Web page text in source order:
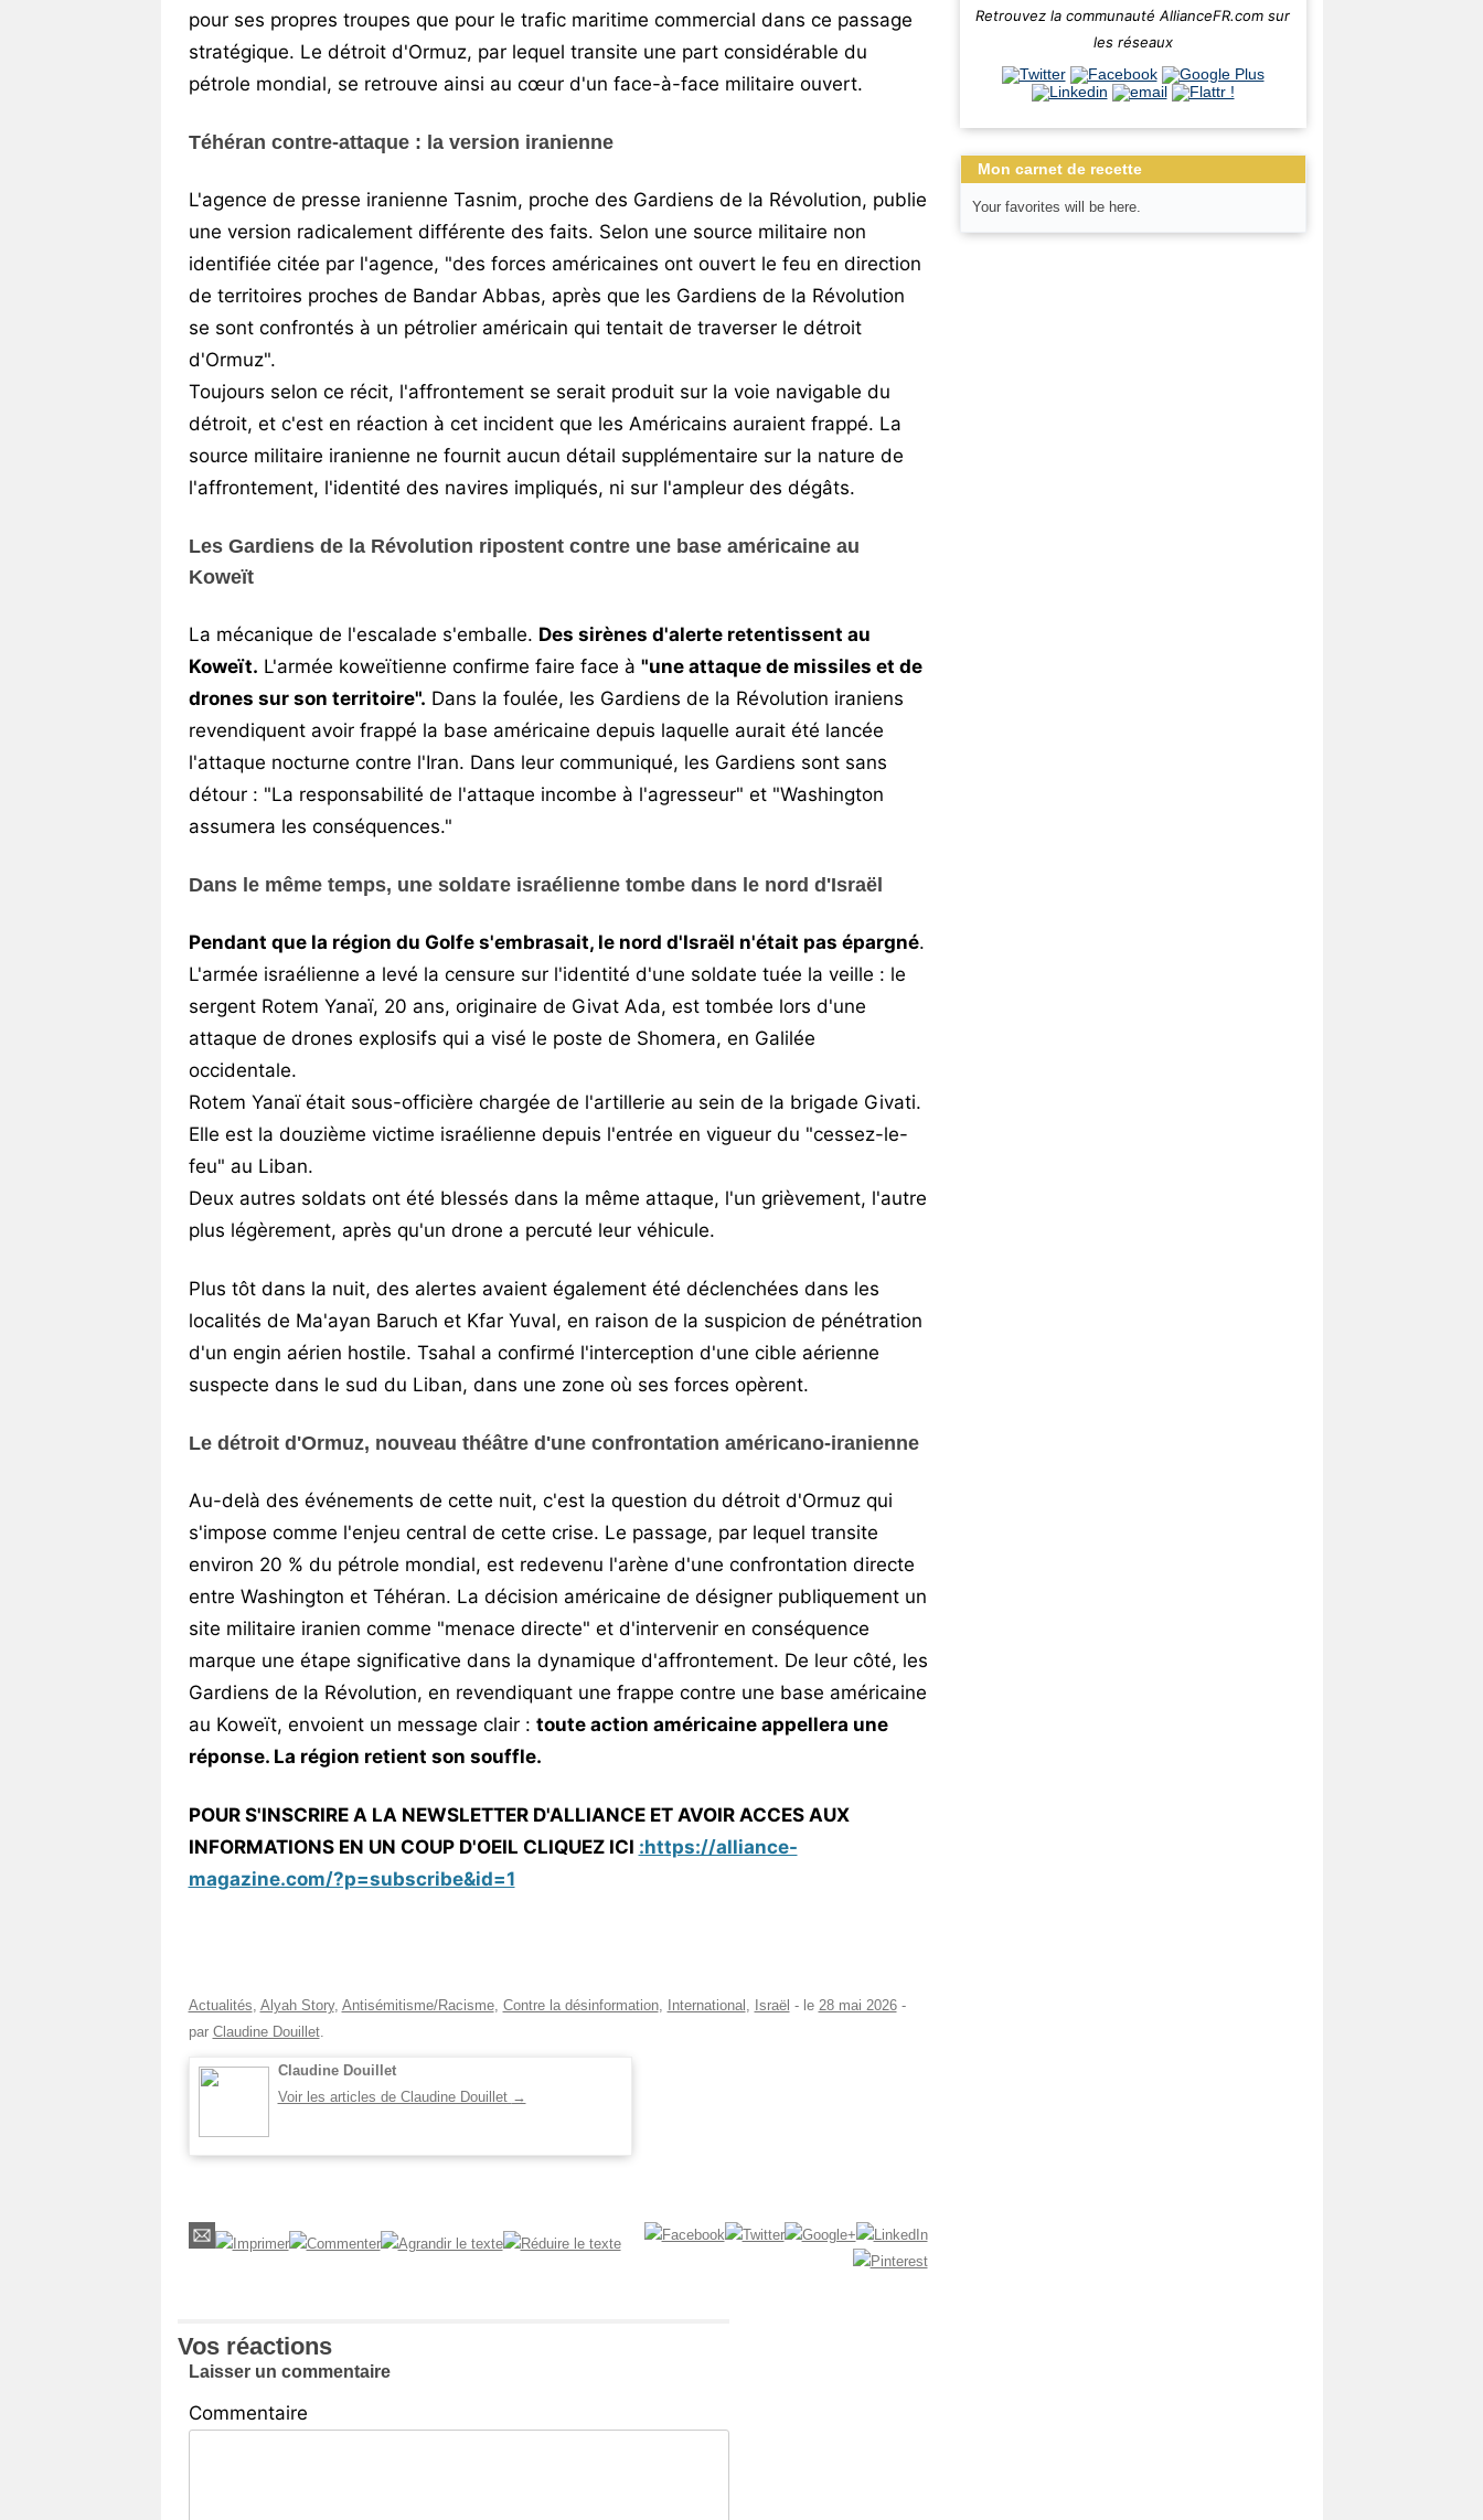
pour ses propres troupes que pour le trafic maritime commercial dans ce passage
stratégique. Le détroit d'Ormuz, par lequel transite une part considérable du
pétrole mondial, se retrouve ainsi au cœur d'un face-à-face militaire ouvert.
Téhéran contre-attaque : la version iranienne
L'agence de presse iranienne Tasnim, proche des Gardiens de la Révolution, publie
une version radicalement différente des faits. Selon une source militaire non
identifiée citée par l'agence, "des forces américaines ont ouvert le feu en direction
de territoires proches de Bandar Abbas, après que les Gardiens de la Révolution
se sont confrontés à un pétrolier américain qui tentait de traverser le détroit
d'Ormuz".
Toujours selon ce récit, l'affrontement se serait produit sur la voie navigable du
détroit, et c'est en réaction à cet incident que les Américains auraient frappé. La
source militaire iranienne ne fournit aucun détail supplémentaire sur la nature de
l'affrontement, l'identité des navires impliqués, ni sur l'ampleur des dégâts.
Les Gardiens de la Révolution ripostent contre une base américaine au
Koweït
La mécanique de l'escalade s'emballe. Des sirènes d'alerte retentissent au
Koweït. L'armée koweïtienne confirme faire face à "une attaque de missiles et de
drones sur son territoire". Dans la foulée, les Gardiens de la Révolution iraniens
revendiquent avoir frappé la base américaine depuis laquelle aurait été lancée
l'attaque nocturne contre l'Iran. Dans leur communiqué, les Gardiens sont sans
détour : "La responsabilité de l'attaque incombe à l'agresseur" et "Washington
assumera les conséquences."
Dans le même temps, une soldате israélienne tombe dans le nord d'Israël
Pendant que la région du Golfe s'embrasait, le nord d'Israël n'était pas épargné.
L'armée israélienne a levé la censure sur l'identité d'une soldate tuée la veille : le
sergent Rotem Yanaï, 20 ans, originaire de Givat Ada, est tombée lors d'une
attaque de drones explosifs qui a visé le poste de Shomera, en Galilée
occidentale.
Rotem Yanaï était sous-officière chargée de l'artillerie au sein de la brigade Givati.
Elle est la douzième victime israélienne depuis l'entrée en vigueur du "cessez-le-
feu" au Liban.
Deux autres soldats ont été blessés dans la même attaque, l'un grièvement, l'autre
plus légèrement, après qu'un drone a percuté leur véhicule.
Plus tôt dans la nuit, des alertes avaient également été déclenchées dans les
localités de Ma'ayan Baruch et Kfar Yuval, en raison de la suspicion de pénétration
d'un engin aérien hostile. Tsahal a confirmé l'interception d'une cible aérienne
suspecte dans le sud du Liban, dans une zone où ses forces opèrent.
Le détroit d'Ormuz, nouveau théâtre d'une confrontation américano-iranienne
Au-delà des événements de cette nuit, c'est la question du détroit d'Ormuz qui
s'impose comme l'enjeu central de cette crise. Le passage, par lequel transite
environ 20 % du pétrole mondial, est redevenu l'arène d'une confrontation directe
entre Washington et Téhéran. La décision américaine de désigner publiquement un
site militaire iranien comme "menace directe" et d'intervenir en conséquence
marque une étape significative dans la dynamique d'affrontement. De leur côté, les
Gardiens de la Révolution, en revendiquant une frappe contre une base américaine
au Koweït, envoient un message clair : toute action américaine appellera une
réponse. La région retient son souffle.
POUR S'INSCRIRE A LA NEWSLETTER D'ALLIANCE ET AVOIR ACCES AUX
INFORMATIONS EN UN COUP D'OEIL CLIQUEZ ICI :https://alliance-
magazine.com/?p=subscribe&id=1
Actualités, Alyah Story, Antisémitisme/Racisme, Contre la désinformation, International , Israël - le 28 mai 2026-
par Claudine Douillet.
Claudine Douillet
Voir les articles de Claudine Douillet →
Vos réactions
Laisser un commentaire
Commentaire
Retrouvez la communauté AllianceFR.com sur
les réseaux
Mon carnet de recette
Your favorites will be here.